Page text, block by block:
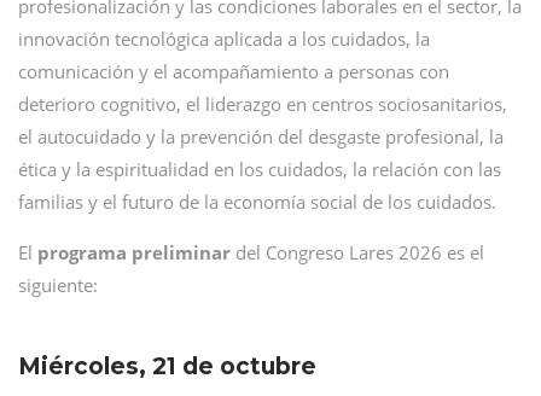
profesionalización y las condiciones laborales en el sector, la
innovación tecnológica aplicada a los cuidados, la
comunicación y el acompañamiento a personas con
deterioro cognitivo, el liderazgo en centros sociosanitarios,
el autocuidado y la prevención del desgaste profesional, la
ética y la espiritualidad en los cuidados, la relación con las
familias y el futuro de la economía social de los cuidados.
El programa preliminar del Congreso Lares 2026 es el
siguiente:
Miércoles, 21 de octubre